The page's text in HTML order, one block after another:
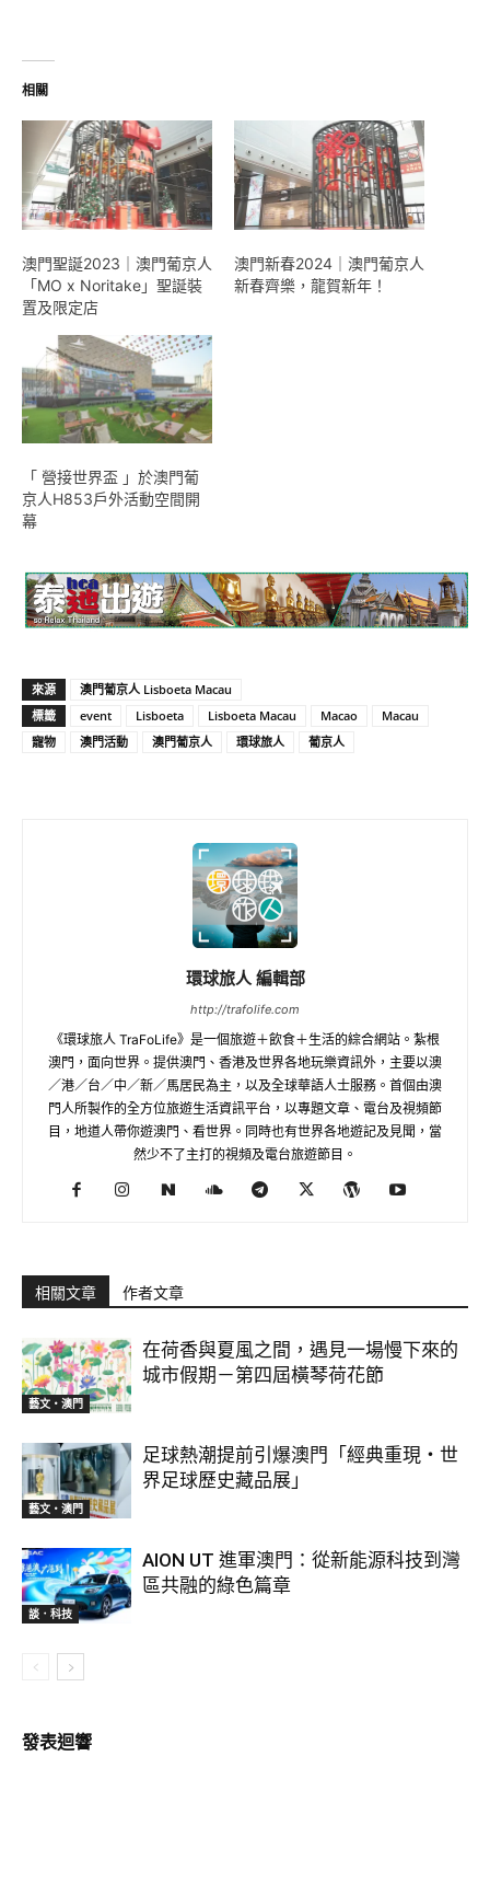
相關
澳門聖誕2023｜澳門葡京人
「MO x Noritake」聖誕裝
置及限定店
澳門新春2024｜澳門葡京人
新春齊樂，龍賀新年！
「 營接世界盃 」於澳門葡
京人H853戶外活動空間開
幕
來源
澳門葡京人 Lisboeta Macau
標籤
event Lisboeta Lisboeta Macau Macao
Macau
寵物
澳門活動 澳門葡京人 環球旅人 葡京人
環球旅人 編輯部
http://trafolife.com
《環球旅人 TraFoLife》是一個旅遊＋飲食＋生活的綜合網站。紮根
澳門，面向世界。提供澳門、香港及世界各地玩樂資訊外，主要以澳
／港／台／中／新／馬居民為主，以及全球華語人士服務。首個由澳
門人所製作的全方位旅遊生活資訊平台，以專題文章、電台及視頻節
目，地道人帶你遊澳門、看世界。同時也有世界各地遊記及見聞，當
然少不了主打的視頻及電台旅遊節目。
相關文章 作者文章
藝文‧澳門
在荷香與夏風之間，遇見一場慢下來的
城市假期－第四屆橫琴荷花節
藝文‧澳門
足球熱潮提前引爆澳門「經典重現・世
界足球歷史藏品展」
談．科技
AION UT 進軍澳門：從新能源科技到灣
區共融的綠色篇章
發表迴響